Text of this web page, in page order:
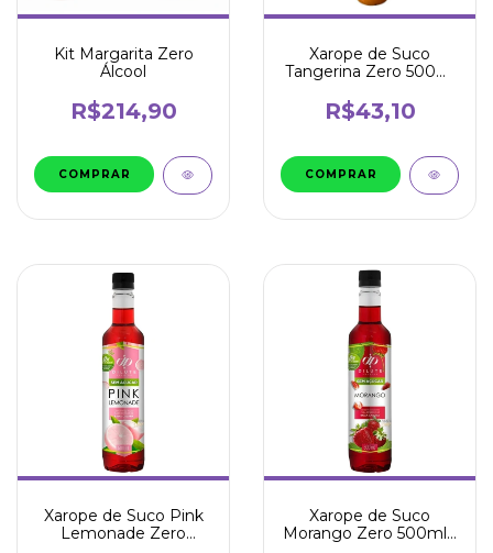
Kit Margarita Zero
Álcool
R$214,90
Xarope de Suco
Tangerina Zero 500ml
R$43,10
Xarope de Suco Pink
Lemonade Zero
Xarope de Suco
Morango Zero 500ml -